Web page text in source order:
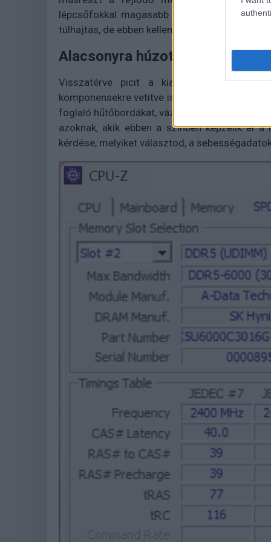
lépcsőfokkal magasabb adatátvitelt
túlhajtás, de ebben kellemes meglepetésként
Alacsonyra húzott
Visszatérve picit a kialakításra, az
komponensekre vetítve is szeretik a kompakt
foglaló hűtőbordákat, vázakat. Így is maradt
azoknak, akik ebben a színben képzelik el
kérdése, melyiket választod, a